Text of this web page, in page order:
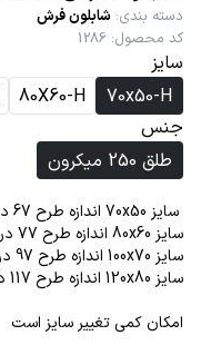
دسته بندی: شابلون فرش
کد محصول:
1286
سایز
70x50-H
80X60-H
جنس
طلق 250 میکرون
سایز 70x50 اندازه طرح 67 در 47 سانتیمتر
سایز 80x60 اندازه طرح 77 در 55 سانتیمتر
سایز 100x70 اندازه طرح 97 در 67 سانتیمتر
سایز 120x80 اندازه طرح 117 در 77 سانتیمتر
امکان کمی تغییر سایز است